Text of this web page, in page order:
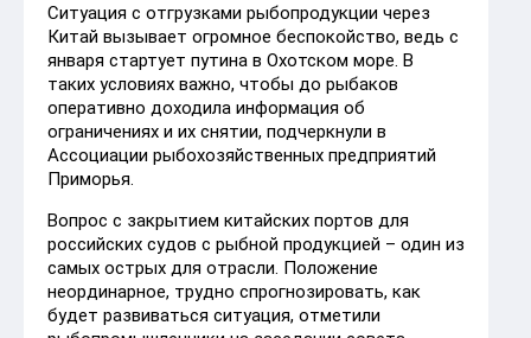
Ситуация с отгрузками рыбопродукции через
Китай вызывает огромное беспокойство, ведь с
января стартует путина в Охотском море. В
таких условиях важно, чтобы до рыбаков
оперативно доходила информация об
ограничениях и их снятии, подчеркнули в
Ассоциации рыбохозяйственных предприятий
Приморья.
Вопрос с закрытием китайских портов для
российских судов с рыбной продукцией – один из
самых острых для отрасли. Положение
неординарное, трудно спрогнозировать, как
будет развиваться ситуация, отметили